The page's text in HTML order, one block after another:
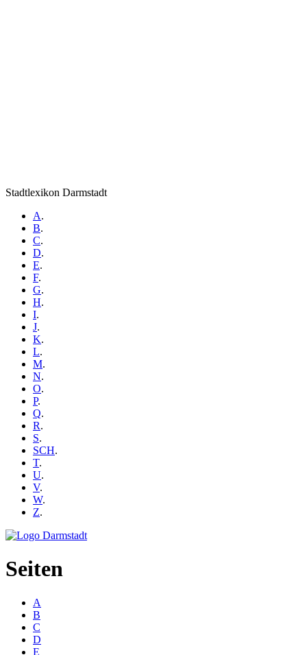
Stadtlexikon Darmstadt
A.
B.
C.
D.
E.
F.
G.
H.
I.
J.
K.
L.
M.
N.
O.
P.
Q.
R.
S.
SCH.
T.
U.
V.
W.
Z.
Seiten
A
B
C
D
E